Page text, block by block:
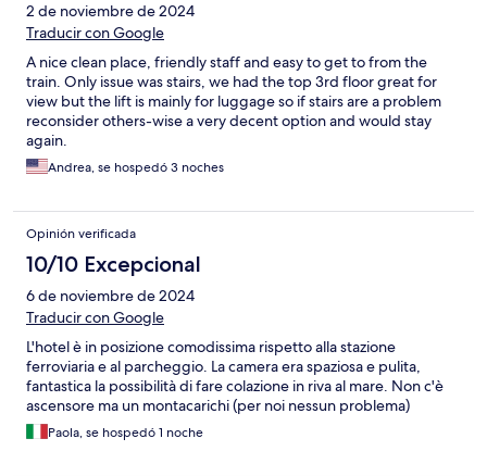
2 de noviembre de 2024
Traducir con Google
A nice clean place, friendly staff and easy to get to from the
train. Only issue was stairs, we had the top 3rd floor great for
view but the lift is mainly for luggage so if stairs are a problem
reconsider others-wise a very decent option and would stay
again.
Andrea, se hospedó 3 noches
Opinión verificada
10/10 Excepcional
6 de noviembre de 2024
Traducir con Google
L'hotel è in posizione comodissima rispetto alla stazione
ferroviaria e al parcheggio. La camera era spaziosa e pulita,
fantastica la possibilità di fare colazione in riva al mare. Non c'è
ascensore ma un montacarichi (per noi nessun problema)
Paola, se hospedó 1 noche